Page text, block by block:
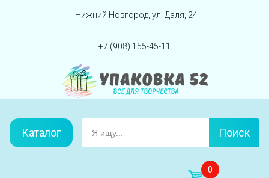
Перейти вниз
Нижний Новгород, ул. Даля, 24
+7 (908) 155-45-11
Каталог Поиск
0